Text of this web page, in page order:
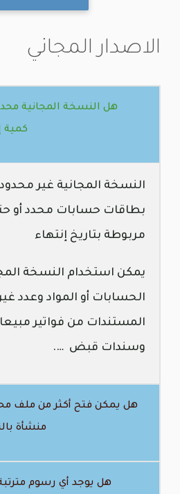
الاصدار المجاني
هل النسخة المجانية
كمية
النسخة المجانية غير
بطاقات حسابات محدد أو
مربوطة بتاريخ إنتهاء
يمكن استخدام النسخة
الحسابات أو المواد وعدد
المستندات من فواتير
وسندات قبض ….
هل يمكن فتح أكثر من ملف
منشأة
هل يوجد أي رسوم